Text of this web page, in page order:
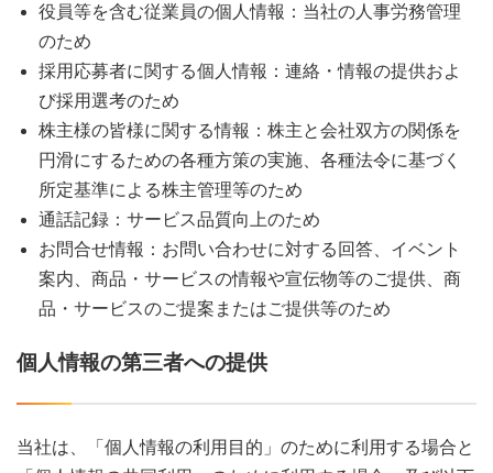
役員等を含む従業員の個人情報：当社の人事労務管理
のため
採用応募者に関する個人情報：連絡・情報の提供およ
び採用選考のため
株主様の皆様に関する情報：株主と会社双方の関係を
円滑にするための各種方策の実施、各種法令に基づく
所定基準による株主管理等のため
通話記録：サービス品質向上のため
お問合せ情報：お問い合わせに対する回答、イベント
案内、商品・サービスの情報や宣伝物等のご提供、商
品・サービスのご提案またはご提供等のため
個人情報の第三者への提供
当社は、「個人情報の利用目的」のために利用する場合と